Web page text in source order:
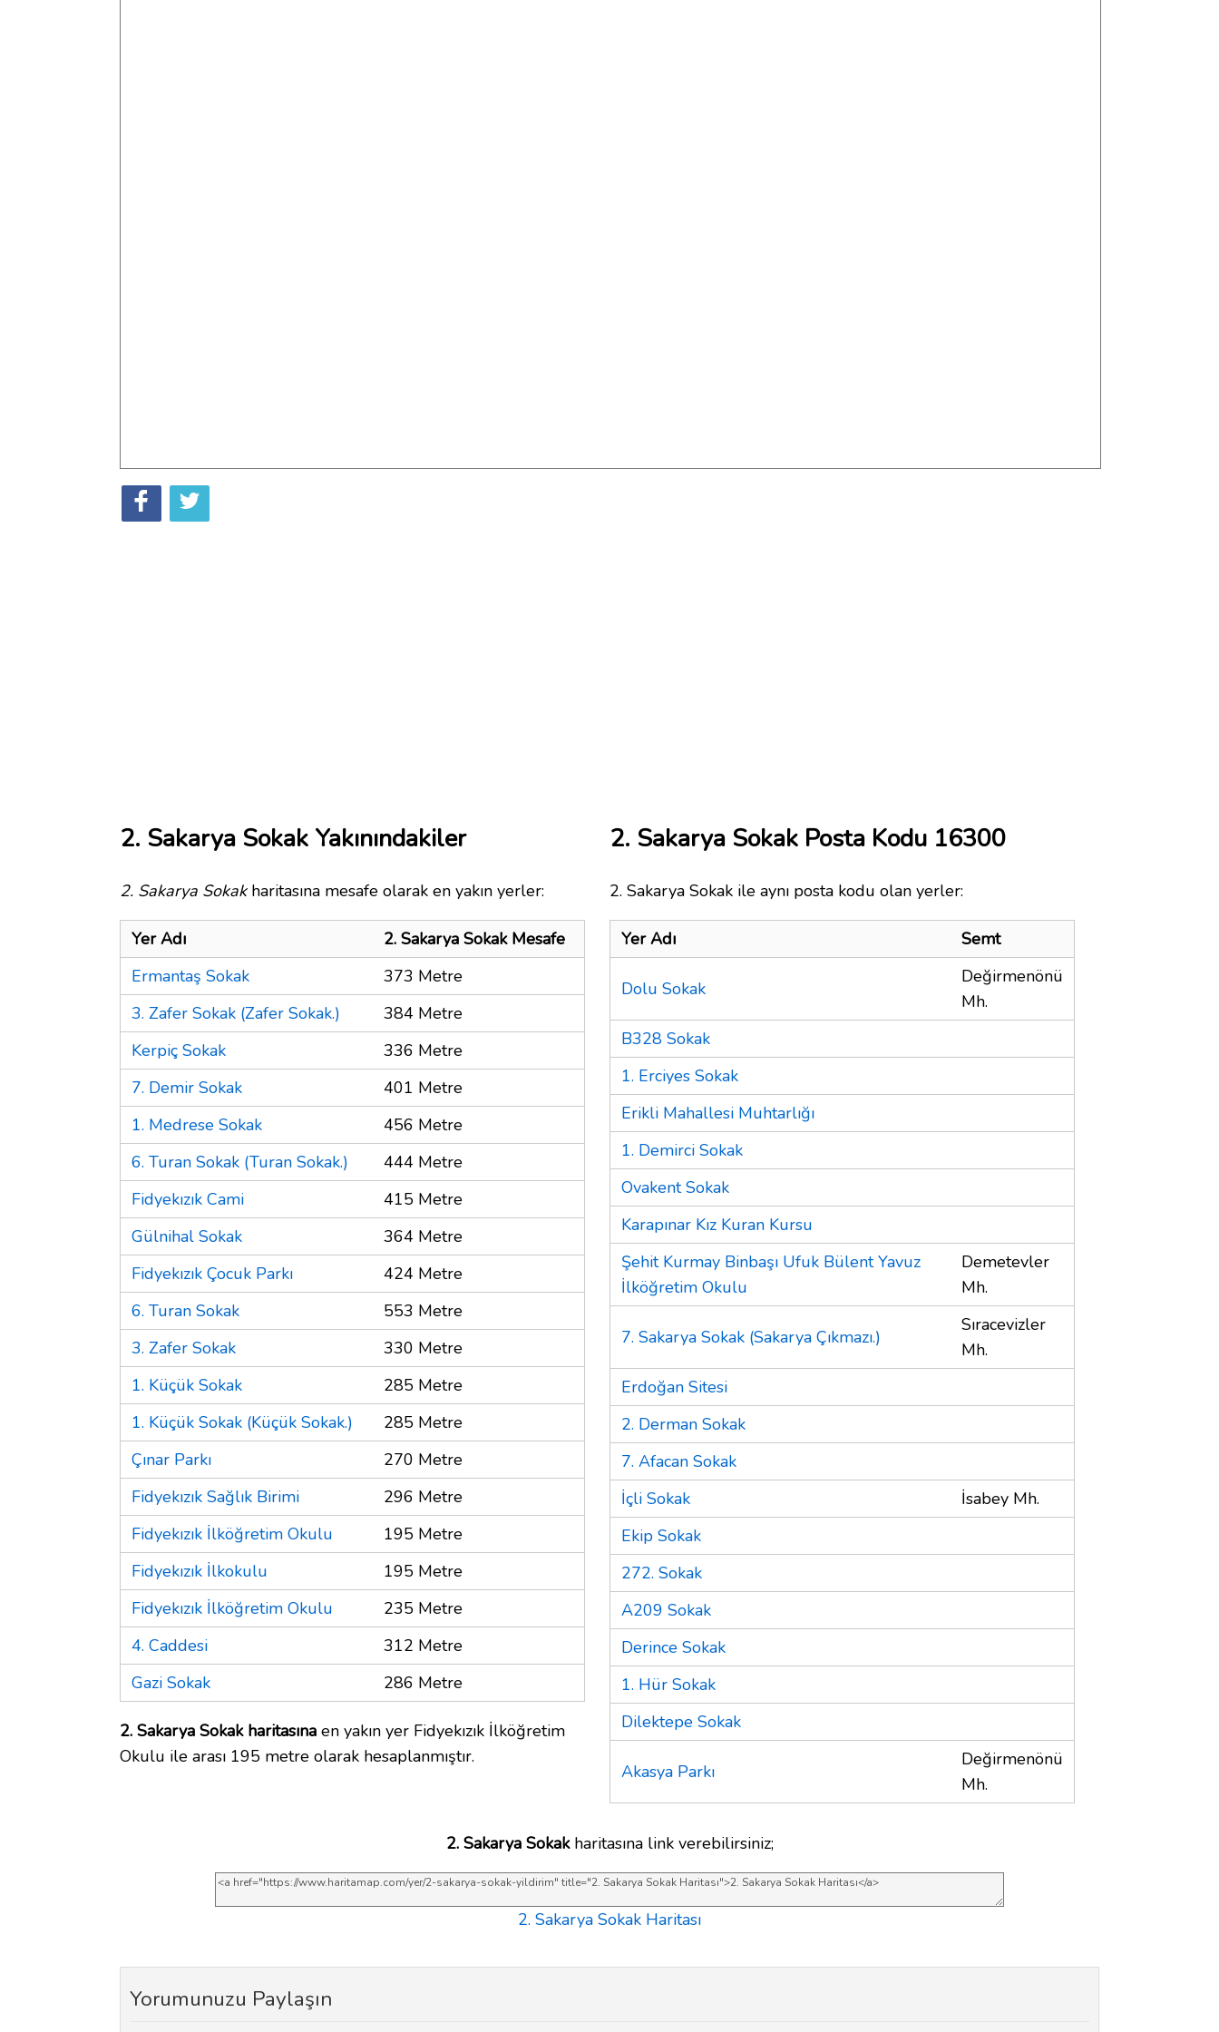
2. Sakarya Sokak Yakınındakiler
2. Sakarya Sokakharitasına mesafe olarak en yakın yerler:
Yer Adı
2. Sakarya Sokak Mesafe
Ermantaş Sokak
373 Metre
3. Zafer Sokak (Zafer Sokak.)
384 Metre
Kerpiç Sokak
336 Metre
7. Demir Sokak
401 Metre
1. Medrese Sokak
456 Metre
6. Turan Sokak (Turan Sokak.)
444 Metre
Fidyekızık Cami
415 Metre
Gülnihal Sokak
364 Metre
Fidyekızık Çocuk Parkı
424 Metre
6. Turan Sokak
553 Metre
3. Zafer Sokak
330 Metre
1. Küçük Sokak
285 Metre
1. Küçük Sokak (Küçük Sokak.)
285 Metre
Çınar Parkı
270 Metre
Fidyekızık Sağlık Birimi
296 Metre
Fidyekızık İlköğretim Okulu
195 Metre
Fidyekızık İlkokulu
195 Metre
Fidyekızık İlköğretim Okulu
235 Metre
4. Caddesi
312 Metre
Gazi Sokak
286 Metre
2. Sakarya Sokak haritasına en yakın yer Fidyekızık İlköğretim
Okulu ile arası 195 metre olarak hesaplanmıştır.
2. Sakarya Sokak Posta Kodu 16300
2. Sakarya Sokak ile aynı posta kodu olan yerler:
Yer Adı Semt
Dolu Sokak
Değirmenönü
Mh.
B328 Sokak
1. Erciyes Sokak
Erikli Mahallesi Muhtarlığı
1. Demirci Sokak
Ovakent Sokak
Karapınar Kız Kuran Kursu
Şehit Kurmay Binbaşı Ufuk Bülent Yavuz
İlköğretim Okulu
Demetevler
Mh.
7. Sakarya Sokak (Sakarya Çıkmazı.)
Sıracevizler
Mh.
Erdoğan Sitesi
2. Derman Sokak
7. Afacan Sokak
İçli Sokak
İsabey Mh.
Ekip Sokak
272. Sokak
A209 Sokak
Derince Sokak
1. Hür Sokak
Dilektepe Sokak
Akasya Parkı
Değirmenönü
Mh.
2. Sakarya Sokakharitasına link verebilirsiniz;
2. Sakarya Sokak Haritası
Yorumunuzu Paylaşın